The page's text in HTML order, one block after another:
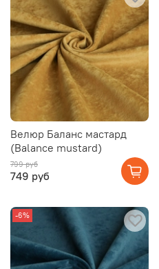
Велюр Баланс мастард
(Balance mustard)
799 руб
749 руб
-6%